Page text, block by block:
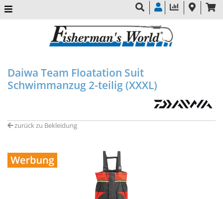
Daiwa Team Floatation Suit
Schwimmanzug 2-teilig (XXXL)
zurück zu Bekleidung